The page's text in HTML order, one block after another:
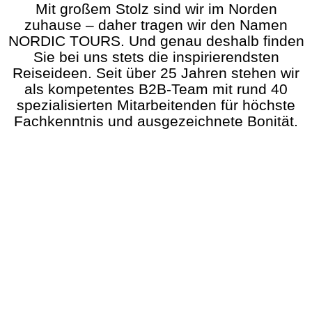
Mit großem Stolz sind wir im Norden
zuhause – daher tragen wir den Namen
NORDIC TOURS. Und genau deshalb finden
Sie bei uns stets die inspirierendsten
Reiseideen. Seit über 25 Jahren stehen wir
als kompetentes B2B‑Team mit rund 40
spezialisierten Mitarbeitenden für höchste
Fachkenntnis und ausgezeichnete Bonität.